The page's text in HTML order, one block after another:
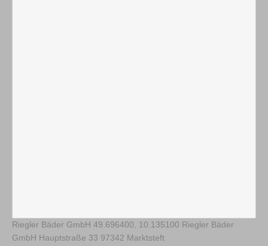
Riegler Bäder GmbH 49.696400 10.135100 Riegler Bäder
GmbH Hauptstraße 33 97342 Marktsteft